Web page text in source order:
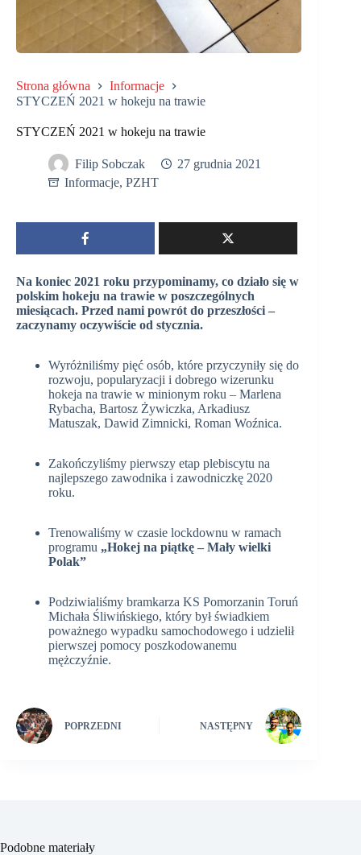
Strona główna
Informacje
STYCZEŃ 2021 w hokeju na trawie
STYCZEŃ 2021 w hokeju na trawie
Filip Sobczak
27 grudnia 2021
Informacje, PZHT
Na koniec 2021 roku przypominamy, co działo się w
polskim hokeju na trawie w poszczególnych
miesiącach. Przed nami powrót do przeszłości –
zaczynamy oczywiście od stycznia.
Wyróżniliśmy pięć osób, które przyczyniły się do
rozwoju, popularyzacji i dobrego wizerunku
hokeja na trawie w minionym roku – Marlena
Rybacha, Bartosz Żywiczka, Arkadiusz
Matuszak, Dawid Zimnicki, Roman Woźnica.
Zakończyliśmy pierwszy etap plebiscytu na
najlepszego zawodnika i zawodniczkę 2020
roku.
Trenowaliśmy w czasie lockdownu w ramach
programu „Hokej na piątkę – Mały wielki
Polak”
Podziwialiśmy bramkarza KS Pomorzanin Toruń
Michała Śliwińskiego, który był świadkiem
poważnego wypadku samochodowego i udzielił
pierwszej pomocy poszkodowanemu
mężczyźnie.
POPRZEDNI NASTĘPNY
Podobne materiały